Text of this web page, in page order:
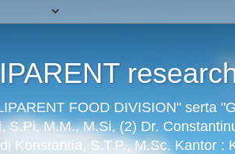
FOOD DIVISION" serta
S.Pi, M.M., M.Si, (2) Dr.
Konstantia, S.T.P., M.Sc. Kantor :